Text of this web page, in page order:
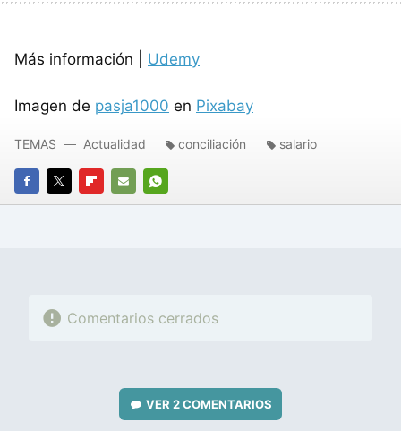
Más información | Udemy
Imagen de pasja1000 en Pixabay
FACEBOOK
TWITTERFLIPBOARD
E-
WHATSAPP
TEMAS Actualidad conciliación salario
Comentarios cerrados
VER2 COMENTARIOS